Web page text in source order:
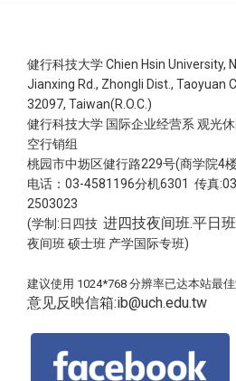
健行科技大学 Chien Hsin University,
Jianxing Rd., Zhongli Dist., Taoyuan
32097, Taiwan(R.O.C.)
健行科技大学 国际企业经营系 观光
空行销组
桃园市中坜区健行路229号(商学院4
电话：03-4581196分机6301 传真
2503023
(学制:日四技进四技夜间班.平日班
夜间班 硕士班 产学国际专班)
建议使用 1024*768 分辨率已达本站最
意见反映信箱:ib@uch.edu.tw